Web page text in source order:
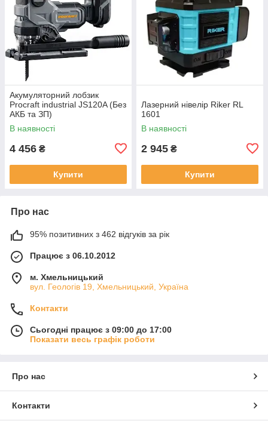
Акумуляторний лобзик
Procraft industrial JS120A (Без
АКБ та ЗП)
В наявності
4 456 ₴
Купити
Лазерний нівелір Riker RL
1601
В наявності
2 945 ₴
Купити
Про нас
95% позитивних з 462 відгуків за рік
Працює з 06.10.2012
м. Хмельницький
вул. Геологів 19, Хмельницький, Україна
Контакти
Сьогодні працює з 09:00 до 17:00
Показати весь графік роботи
Про нас
Контакти